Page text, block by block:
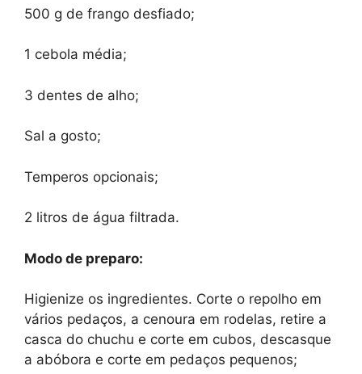
500 g de frango desfiado;
1 cebola média;
3 dentes de alho;
Sal a gosto;
Temperos opcionais;
2 litros de água filtrada.
Modo de preparo:
Higienize os ingredientes. Corte o repolho em
vários pedaços, a cenoura em rodelas, retire a
casca do chuchu e corte em cubos, descasque
a abóbora e corte em pedaços pequenos;